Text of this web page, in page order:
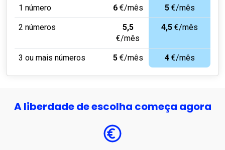
1 número 6€/mês 5€/mês
2 números
5,5
€/mês
4,5 €/mês
3 ou mais números 5€/mês 4€/mês
A liberdade de escolha começa agora